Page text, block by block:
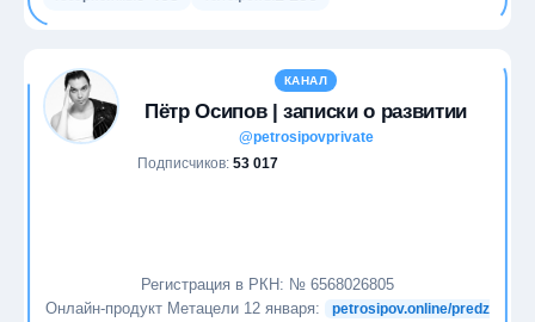
КАНАЛ
Пётр Осипов | записки о развитии
@petrosipovprivate
Подписчиков: 53 017
Регистрация в РКН: № 6568026805
Онлайн-продукт Метацели 12 января:
petrosipov.online/predz